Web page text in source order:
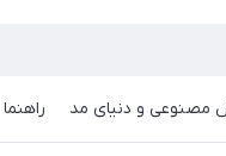
و دنیای مد راهنما